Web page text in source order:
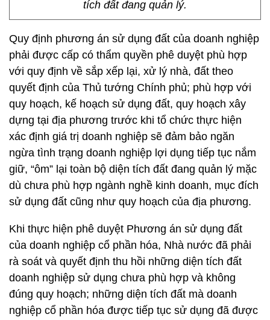
tích đất đang quản lý.
Quy định phương án sử dụng đất của doanh nghiệp
phải được cấp có thẩm quyền phê duyệt phù hợp
với quy định về sắp xếp lại, xử lý nhà, đất theo
quyết định của Thủ tướng Chính phủ; phù hợp với
quy hoạch, kế hoạch sử dụng đất, quy hoạch xây
dựng tại địa phương trước khi tổ chức thực hiện
xác định giá trị doanh nghiệp sẽ đảm bảo ngăn
ngừa tình trạng doanh nghiệp lợi dụng tiếp tục nắm
giữ, “ôm” lại toàn bộ diện tích đất đang quản lý mặc
dù chưa phù hợp ngành nghề kinh doanh, mục đích
sử dụng đất cũng như quy hoạch của địa phương.
Khi thực hiện phê duyệt Phương án sử dụng đất
của doanh nghiệp cổ phần hóa, Nhà nước đã phải
rà soát và quyết định thu hồi những diện tích đất
doanh nghiệp sử dụng chưa phù hợp và không
đúng quy hoạch; những diện tích đất mà doanh
nghiệp cổ phần hóa được tiếp tục sử dụng đã được